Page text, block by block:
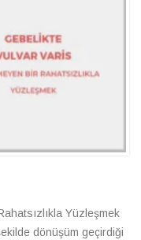
Yüzleşmek
dönüşüm geçirdiği